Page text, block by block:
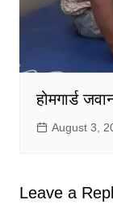
होमगार्ड
August 3,
Leave a